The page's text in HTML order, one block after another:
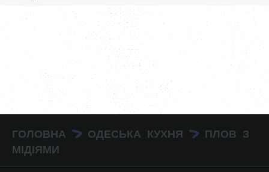
ГОЛОВНА > ОДЕСЬКА КУХНЯ > ПЛОВ З
МІДІЯМИ